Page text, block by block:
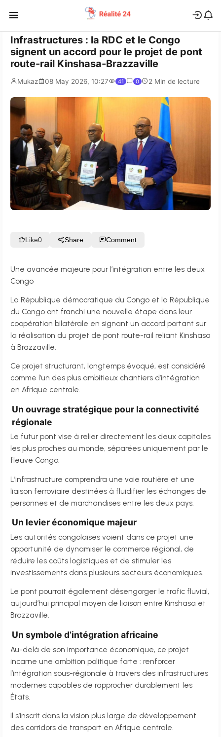
Infrastructures : la RDC et le Congo
signent un accord pour le projet de pont
route-rail Kinshasa-Brazzaville
Mukaz 08 May 2026, 10:27 41 0 2 Min de lecture
Like0 Share Comment
Une avancée majeure pour l’intégration entre les deux
Congo
La République démocratique du Congo et la République
du Congo ont franchi une nouvelle étape dans leur
coopération bilatérale en signant un accord portant sur
la réalisation du projet de pont route-rail reliant Kinshasa
à Brazzaville.
Ce projet structurant, longtemps évoqué, est considéré
comme l’un des plus ambitieux chantiers d’intégration
en Afrique centrale.
Un ouvrage stratégique pour la connectivité
régionale
Le futur pont vise à relier directement les deux capitales
les plus proches au monde, séparées uniquement par le
fleuve Congo.
L’infrastructure comprendra une voie routière et une
liaison ferroviaire destinées à fluidifier les échanges de
personnes et de marchandises entre les deux pays.
Un levier économique majeur
Les autorités congolaises voient dans ce projet une
opportunité de dynamiser le commerce régional, de
réduire les coûts logistiques et de stimuler les
investissements dans plusieurs secteurs économiques.
Le pont pourrait également désengorger le trafic fluvial,
aujourd’hui principal moyen de liaison entre Kinshasa et
Brazzaville.
Un symbole d’intégration africaine
Au-delà de son importance économique, ce projet
incarne une ambition politique forte : renforcer
l’intégration sous-régionale à travers des infrastructures
modernes capables de rapprocher durablement les
États.
Il s’inscrit dans la vision plus large de développement
des corridors de transport en Afrique centrale.